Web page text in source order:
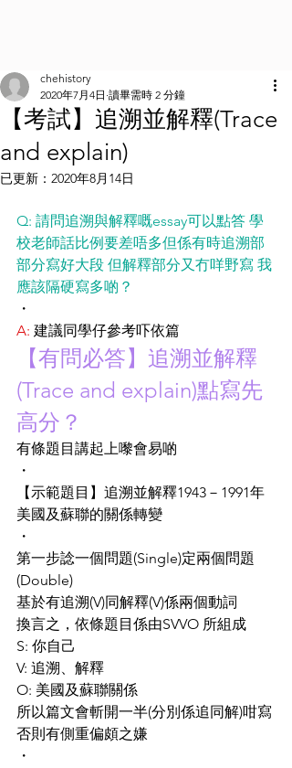
【考試】追溯並解釋(Trace
and explain)
chehistory
2020年7月4日 讀畢需時 2 分鐘
已更新： 2020年8月14日
Q: 請問追溯與解釋嘅essay可以點答 學
校老師話比例要差唔多但係有時追溯部
部分寫好大段 但解釋部分又冇咩野寫 我
應該隔硬寫多啲？
・
A: 建議同學仔參考吓依篇
【有問必答】追溯並解釋
(Trace and explain)點寫先
高分？
有條題目講起上嚟會易啲
・
【示範題目】追溯並解釋1943－1991年
美國及蘇聯的關係轉變
・
第一步諗一個問題(Single)定兩個問題
(Double)
基於有追溯(V)同解釋(V)係兩個動詞
換言之，依條題目係由SVVO 所組成
S: 你自己
V: 追溯、解釋
O: 美國及蘇聯關係
所以篇文會斬開一半(分別係追同解)咁寫
否則有側重偏頗之嫌
・